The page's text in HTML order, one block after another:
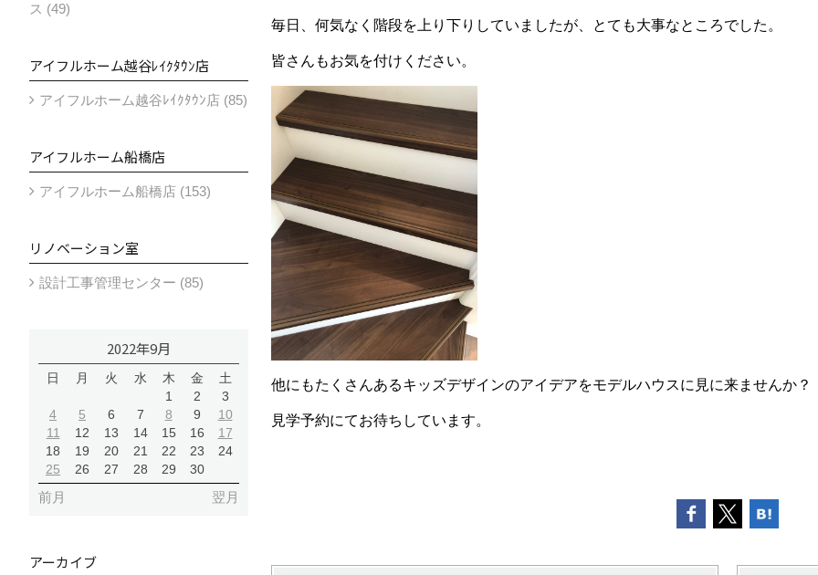
毎日、何気なく階段を上り下りしていましたが、とても大事なところでした。
皆さんもお気を付けください。
他にもたくさんあるキッズデザインのアイデアをモデルハウスに見に来ませんか？
見学予約にてお待ちしています。
ス (49)
アイフルホーム越谷ﾚｲｸﾀｳﾝ店
アイフルホーム越谷ﾚｲｸﾀｳﾝ店 (85)
アイフルホーム船橋店
アイフルホーム船橋店 (153)
リノベーション室
設計工事管理センター (85)
2022年9月
日 月 火 水 木 金
土
1
2
3
4
5 6 7 8 9
10
11
12 13 14 15 16
17
18
19 20 21 22 23
24
25
26 27 28 29 30
前月 翌月
アーカイブ